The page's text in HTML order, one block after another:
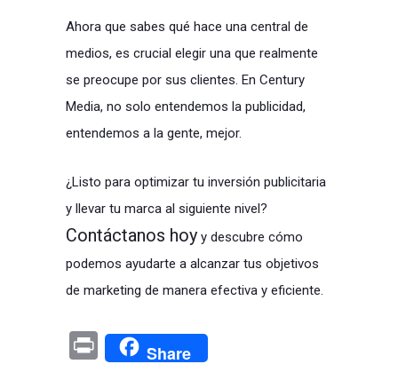
Ahora que sabes qué hace una central de
medios, es crucial elegir una que realmente
se preocupe por sus clientes. En Century
Media, no solo entendemos la publicidad,
entendemos a la gente, mejor.
¿Listo para optimizar tu inversión publicitaria
y llevar tu marca al siguiente nivel?
Contáctanos hoy y descubre cómo
podemos ayudarte a alcanzar tus objetivos
de marketing de manera efectiva y eficiente.
Pr
Share